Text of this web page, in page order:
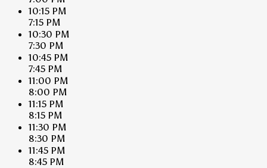
10:15 PM
7:15 PM
10:30 PM
7:30 PM
10:45 PM
7:45 PM
11:00 PM
8:00 PM
11:15 PM
8:15 PM
11:30 PM
8:30 PM
11:45 PM
8:45 PM